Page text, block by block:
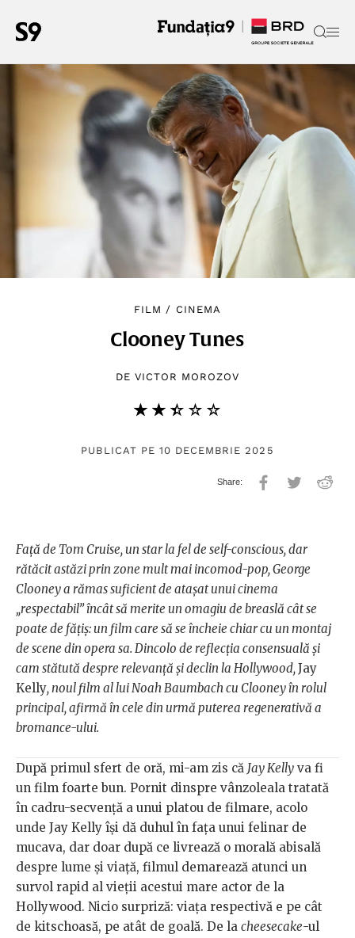
FILM / CINEMA
Clooney Tunes
DE VICTOR MOROZOV
★★★★★
☆☆☆☆☆
PUBLICAT PE 10 DECEMBRIE 2025
Față de Tom Cruise, un star la fel de self-conscious, dar
rătăcit astăzi prin zone mult mai incomod-pop, George
Clooney a rămas suficient de atașat unui cinema
„respectabil” încât să merite un omagiu de breaslă cât se
poate de fățiș: un film care să se încheie chiar cu un montaj
de scene din opera sa. Dincolo de reflecția consensuală și
cam stătută despre relevanță și declin la Hollywood,Jay
Kelly, noul film al lui Noah Baumbach cu Clooney în rolul
principal, afirmă în cele din urmă puterea regenerativă a
bromance-ului.
După primul sfert de oră, mi-am zis că Jay Kelly va fi
un film foarte bun. Pornit dinspre vânzoleala tratată
în cadru-secvență a unui platou de filmare, acolo
unde Jay Kelly își dă duhul în fața unui felinar de
mucava, dar doar după ce livrează o morală abisală
despre lume și viață, filmul demarează atunci un
survol rapid al vieții acestui mare actor de la
Hollywood. Nicio surpriză: viața respectivă e pe cât
de kitschoasă, pe atât de goală. De la cheesecake-ul